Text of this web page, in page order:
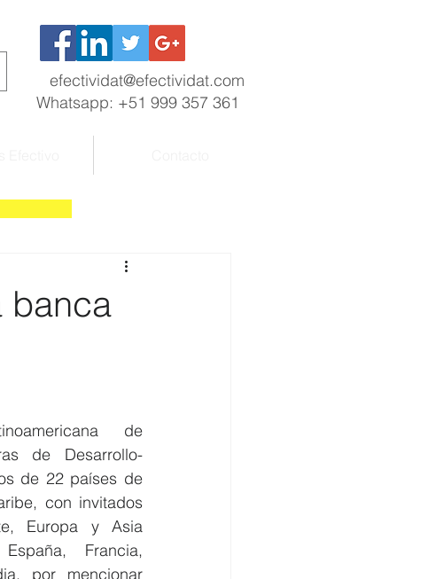
efectividat@efectividat.com
Whatsapp: +51 999 357 361
banca
de
de Desarrollo-
de 22 países de
con invitados
Europa y Asia
Francia,
por mencionar